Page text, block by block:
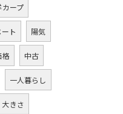
カープ
ト 陽気
格 中古
一人暮らし
大きさ